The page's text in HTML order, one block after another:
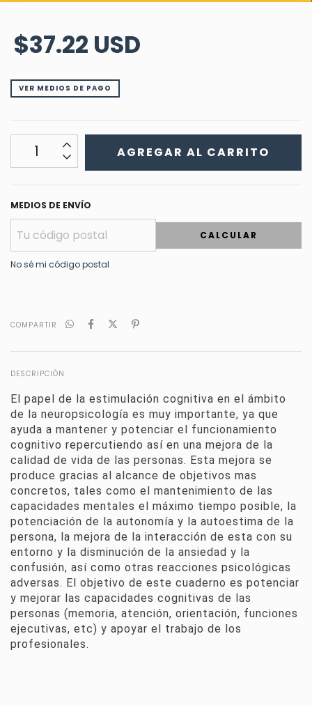
$37.22 USD
VER MEDIOS DE PAGO
MEDIOS DE ENVÍO
CALCULAR
No sé mi código postal
COMPARTIR
DESCRIPCIÓN
El papel de la estimulación cognitiva en el ámbito
de la neuropsicología es muy importante, ya que
ayuda a mantener y potenciar el funcionamiento
cognitivo repercutiendo así en una mejora de la
calidad de vida de las personas. Esta mejora se
produce gracias al alcance de objetivos mas
concretos, tales como el mantenimiento de las
capacidades mentales el máximo tiempo posible, la
potenciación de la autonomía y la autoestima de la
persona, la mejora de la interacción de esta con su
entorno y la disminución de la ansiedad y la
confusión, así como otras reacciones psicológicas
adversas. El objetivo de este cuaderno es potenciar
y mejorar las capacidades cognitivas de las
personas (memoria, atención, orientación, funciones
ejecutivas, etc) y apoyar el trabajo de los
profesionales.